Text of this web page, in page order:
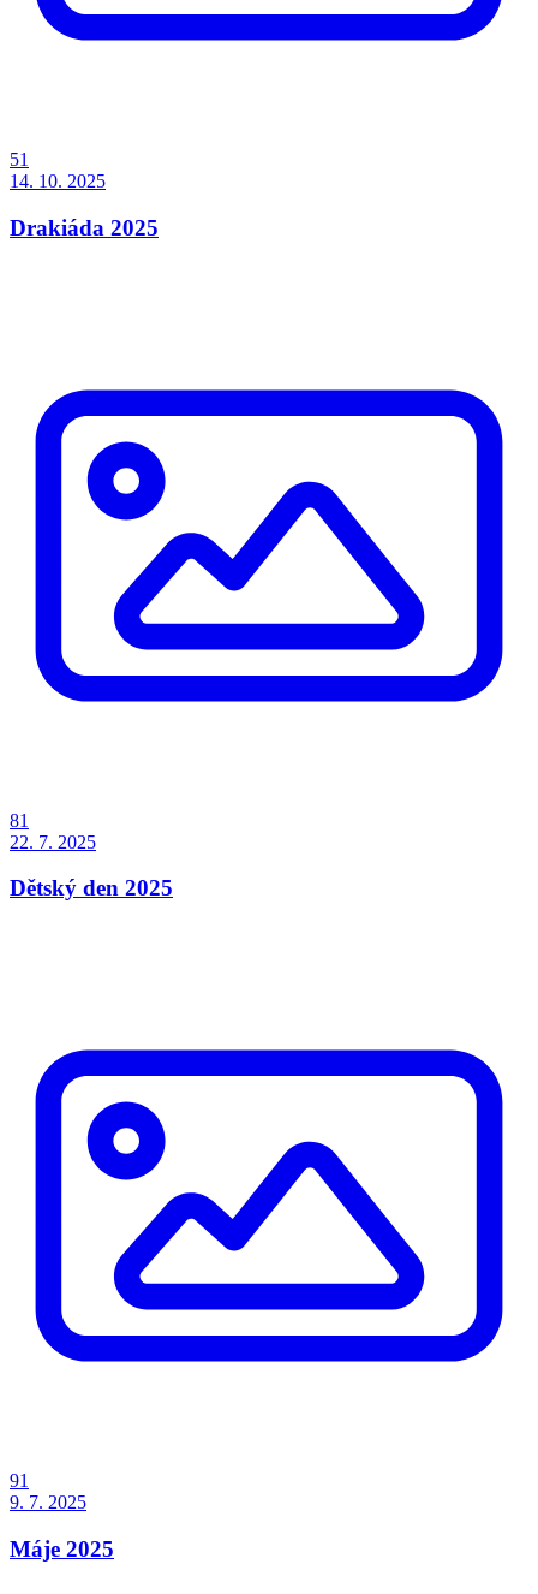
51
14. 10. 2025
Drakiáda 2025
81
22. 7. 2025
Dětský den 2025
91
9. 7. 2025
Máje 2025